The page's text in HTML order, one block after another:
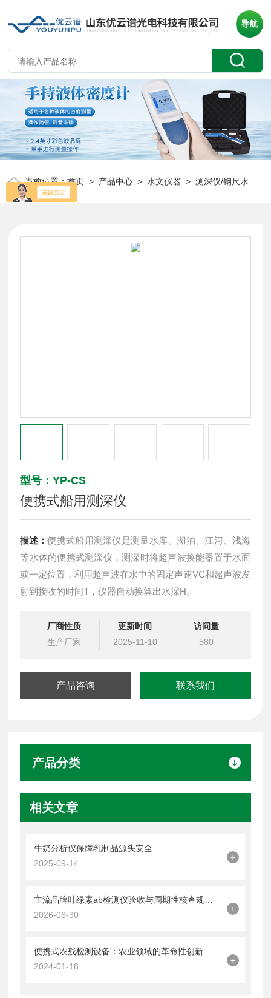
导航
当前位置：首页 > 产品中心 >水文仪器 >测深仪/钢尺水位计
型号：YP-CS
便携式船用测深仪
描述：便携式船用测深仪是测量水库、湖泊、江河、浅海
等水体的便携式测深仪，测深时将超声波换能器置于水面
或一定位置，利用超声波在水中的固定声速VC和超声波发
射到接收的时间T，仪器自动换算出水深H。
厂商性质
生产厂家
更新时间
2025-11-10
访问量
580
产品咨询 联系我们
产品分类
相关文章
牛奶分析仪保障乳制品源头安全
2025-09-14
+
主流品牌叶绿素ab检测仪验收与周期性核查规范：校准流程与精度验证指南
2026-06-30
+
便携式农残检测设备：农业领域的革命性创新
2024-01-18
+